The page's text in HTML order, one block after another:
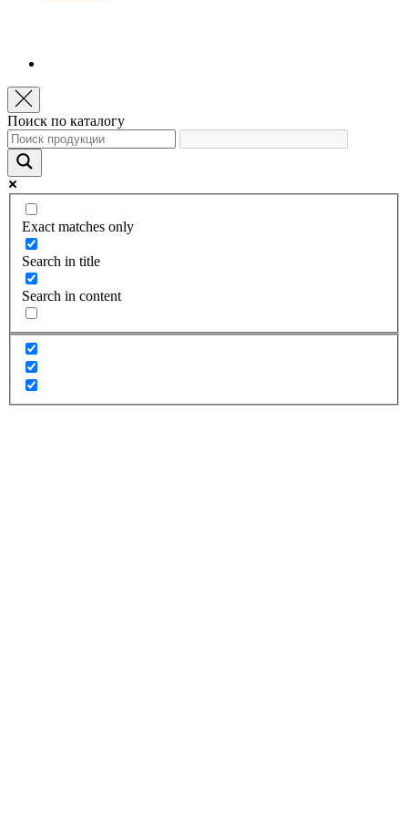
Поиск по каталогу
Exact matches only
Search in title
Search in content